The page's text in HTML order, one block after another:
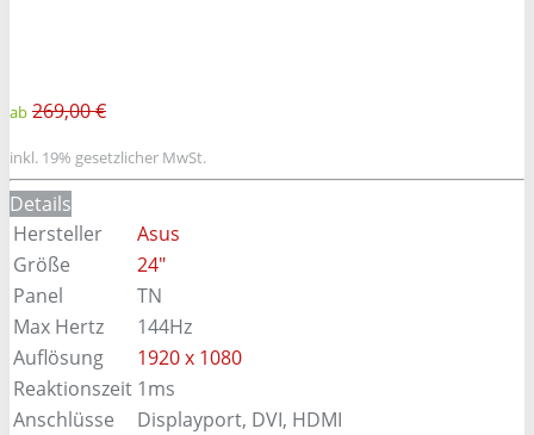
ab 269,00 €
inkl. 19% gesetzlicher MwSt.
Details
Hersteller
Asus
Größe
24"
Panel
TN
Max Hertz
144Hz
Auflösung
1920 x 1080
Reaktionszeit 1ms
Anschlüsse
Displayport, DVI, HDMI